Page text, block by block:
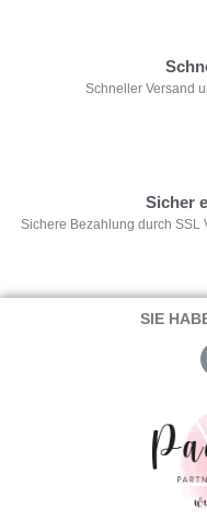
Schneller Versand
Sicher
Sichere Bezahlung durch SSL
SIE